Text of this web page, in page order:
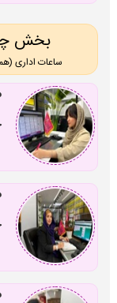
بخش
ساعات اداری (همه روزه 8 صبح تا 6 عصر،